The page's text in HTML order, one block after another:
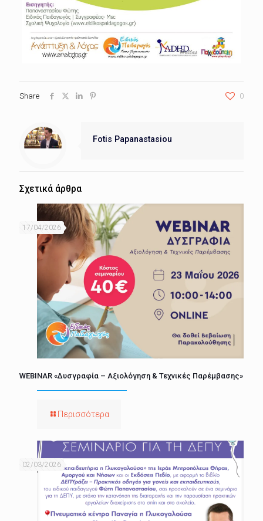
Share 0
Fotis Papanastasiou
Σχετικά άρθρα
17/04/2026
WEBINAR «Δυσγραφία – Αξιολόγηση & Τεχνικές Παρέμβασης»
Περισσότερα
02/03/2026